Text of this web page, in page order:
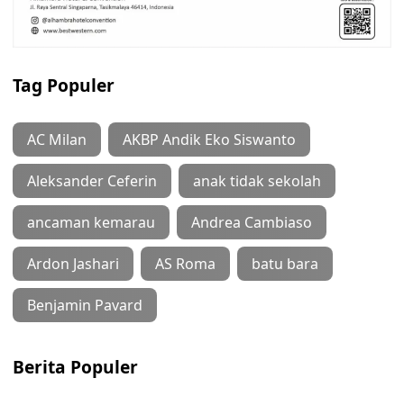
Tag Populer
AC Milan AKBP Andik Eko Siswanto
Aleksander Ceferin anak tidak sekolah
ancaman kemarau Andrea Cambiaso
Ardon Jashari AS Roma batu bara
Benjamin Pavard
Berita Populer